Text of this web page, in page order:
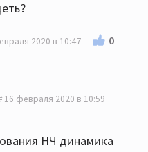
2020 в 10:47 0
16 февраля 2020 в 10:59
НЧ динамика